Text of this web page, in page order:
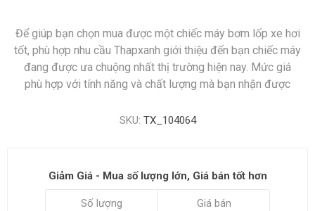
Để giúp bạn chọn mua được một chiếc máy bơm lốp xe hơi
tốt, phù hợp nhu cầu Thapxanh giới thiệu đến bạn chiếc máy
đang được ưa chuộng nhất thị trường hiện nay. Mức giá
phù hợp với tính năng và chất lượng mà bạn nhận được
SKU: TX_104064
Giảm Giá - Mua số lượng lớn, Giá bán tốt hơn
Số lượng Giá bán